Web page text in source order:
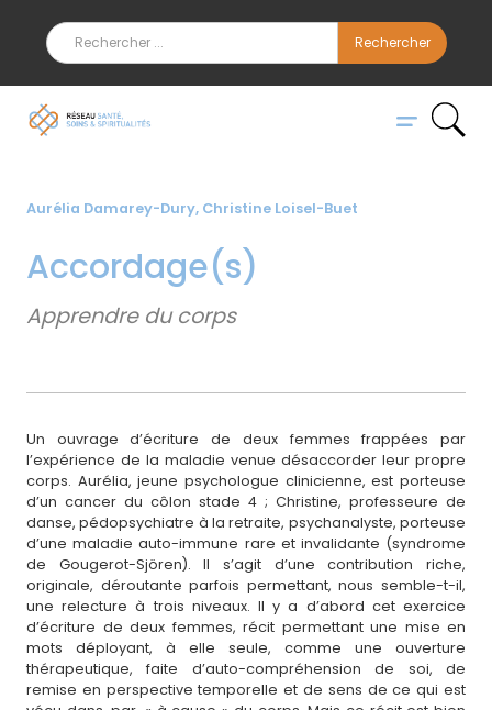
Aurélia Damarey-Dury, Christine Loisel-Buet
Accordage(s)
Apprendre du corps
Un ouvrage d’écriture de deux femmes frappées par
l’expérience de la maladie venue désaccorder leur propre
corps. Aurélia, jeune psychologue clinicienne, est porteuse
d’un cancer du côlon stade 4 ; Christine, professeure de
danse, pédopsychiatre à la retraite, psychanalyste, porteuse
d’une maladie auto-immune rare et invalidante (syndrome
de Gougerot-Sjören). Il s’agit d’une contribution riche,
originale, déroutante parfois permettant, nous semble-t-il,
une relecture à trois niveaux. Il y a d’abord cet exercice
d’écriture de deux femmes, récit permettant une mise en
mots déployant, à elle seule, comme une ouverture
thérapeutique, faite d’auto-compréhension de soi, de
remise en perspective temporelle et de sens de ce qui est